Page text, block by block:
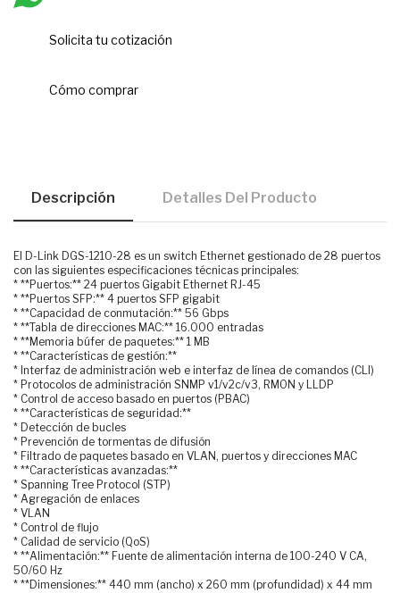
Solicita tu cotización
Cómo comprar
Descripción Detalles Del Producto
El D-Link DGS-1210-28 es un switch Ethernet gestionado de 28 puertos
con las siguientes especificaciones técnicas principales:
* **Puertos:** 24 puertos Gigabit Ethernet RJ-45
* **Puertos SFP:** 4 puertos SFP gigabit
* **Capacidad de conmutación:** 56 Gbps
* **Tabla de direcciones MAC:** 16.000 entradas
* **Memoria búfer de paquetes:** 1 MB
* **Características de gestión:**
* Interfaz de administración web e interfaz de línea de comandos (CLI)
* Protocolos de administración SNMP v1/v2c/v3, RMON y LLDP
* Control de acceso basado en puertos (PBAC)
* **Características de seguridad:**
* Detección de bucles
* Prevención de tormentas de difusión
* Filtrado de paquetes basado en VLAN, puertos y direcciones MAC
* **Características avanzadas:**
* Spanning Tree Protocol (STP)
* Agregación de enlaces
* VLAN
* Control de flujo
* Calidad de servicio (QoS)
* **Alimentación:** Fuente de alimentación interna de 100-240 V CA,
50/60 Hz
* **Dimensiones:** 440 mm (ancho) x 260 mm (profundidad) x 44 mm